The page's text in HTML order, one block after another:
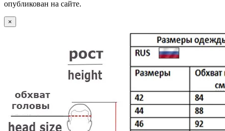
опубликован на сайте.
×